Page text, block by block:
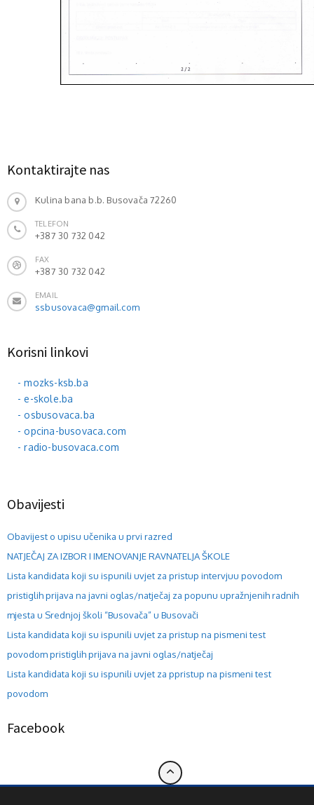
Kontaktirajte nas
Kulina bana b.b. Busovača 72260
TELEFON
+387 30 732 042
FAX
+387 30 732 042
EMAIL
ssbusovaca@gmail.com
Korisni linkovi
- mozks-ksb.ba
- e-skole.ba
- osbusovaca.ba
- opcina-busovaca.com
- radio-busovaca.com
Obavijesti
Obavijest o upisu učenika u prvi razred
NATJEČAJ ZA IZBOR I IMENOVANJE RAVNATELJA ŠKOLE
Lista kandidata koji su ispunili uvjet za pristup intervjuu povodom
pristiglih prijava na javni oglas/natječaj za popunu upražnjenih radnih
mjesta u Srednjoj školi “Busovača” u Busovači
Lista kandidata koji su ispunili uvjet za pristup na pismeni test
povodom pristiglih prijava na javni oglas/natječaj
Lista kandidata koji su ispunili uvjet za ppristup na pismeni test
povodom
Facebook